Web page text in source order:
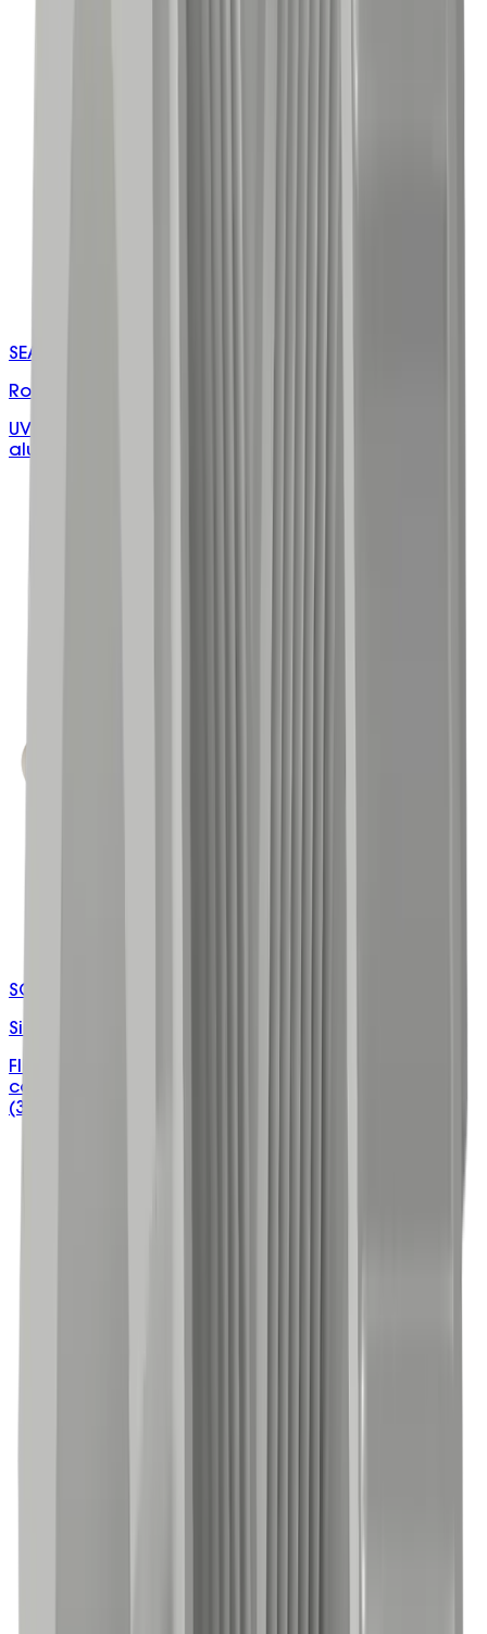
SEAL-X/XXXXXX
Roof Penetration Seals
UV resistant EPDM rubber seal with reinforced
aluminium frame, suits multiple roof profiles.
SC1-XX6/XXX
Single Cable Connectors
Flame retardant PVC connectors with brass
contacts, 240V, available in 32A (2×6mm²) and 40A
(3×6mm²).